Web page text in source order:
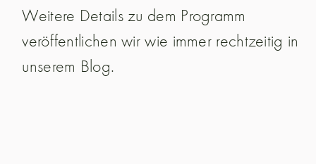
Weitere Details zu dem Programm
veröffentlichen wir wie immer rechtzeitig in
unserem Blog.